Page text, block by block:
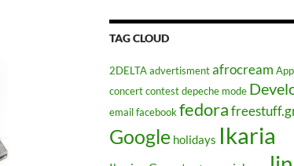
TAG CLOUD
2DELTA advertisment afrocream
concert contest depeche mode
email facebook fedora
Google holidays Ikaria